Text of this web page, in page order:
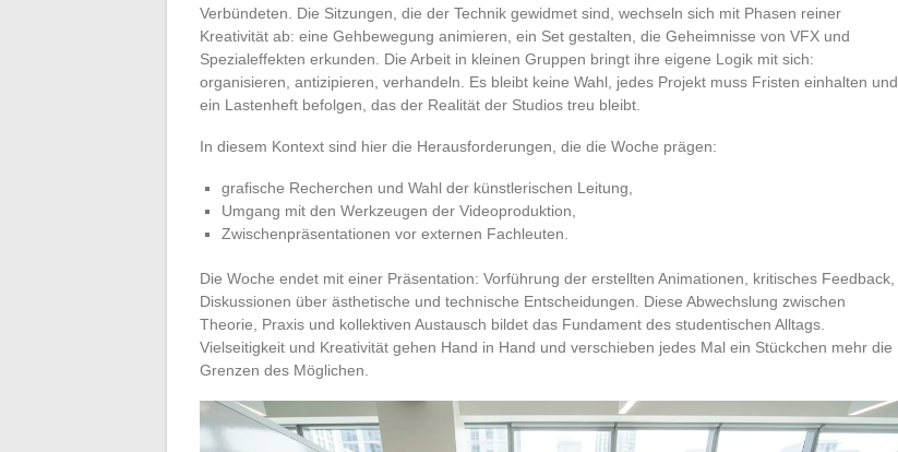
Verbündeten. Die Sitzungen, die der Technik gewidmet sind, wechseln sich mit Phasen reiner
Kreativität ab: eine Gehbewegung animieren, ein Set gestalten, die Geheimnisse von VFX und
Spezialeffekten erkunden. Die Arbeit in kleinen Gruppen bringt ihre eigene Logik mit sich:
organisieren, antizipieren, verhandeln. Es bleibt keine Wahl, jedes Projekt muss Fristen einhalten und
ein Lastenheft befolgen, das der Realität der Studios treu bleibt.
In diesem Kontext sind hier die Herausforderungen, die die Woche prägen:
grafische Recherchen und Wahl der künstlerischen Leitung,
Umgang mit den Werkzeugen der Videoproduktion,
Zwischenpräsentationen vor externen Fachleuten.
Die Woche endet mit einer Präsentation: Vorführung der erstellten Animationen, kritisches Feedback,
Diskussionen über ästhetische und technische Entscheidungen. Diese Abwechslung zwischen
Theorie, Praxis und kollektiven Austausch bildet das Fundament des studentischen Alltags.
Vielseitigkeit und Kreativität gehen Hand in Hand und verschieben jedes Mal ein Stückchen mehr die
Grenzen des Möglichen.